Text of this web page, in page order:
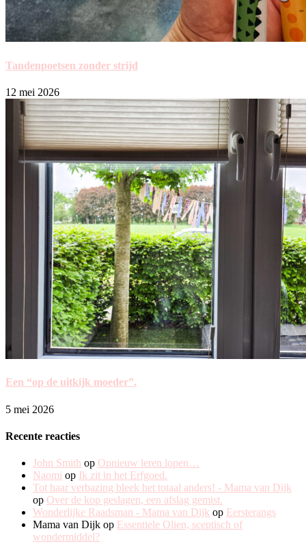
Tandenpoetsen zonder strijd
12 mei 2026
Een “op de uitkijk moeder”.
5 mei 2026
Recente reacties
John Smith op Opnieuw leren lopen…
Naomi op Ik zit in het Erfgoed.
Tot haar verbazing bleek het totaal anders! - Mama van Dijk
op Over de kop geslagen, een afslag gemist.
Wonderlijke Raadsman - Mama van Dijk op Eersterangs
Mama van Dijk op Essentiele Olien, sceptisch of
wondermiddel?